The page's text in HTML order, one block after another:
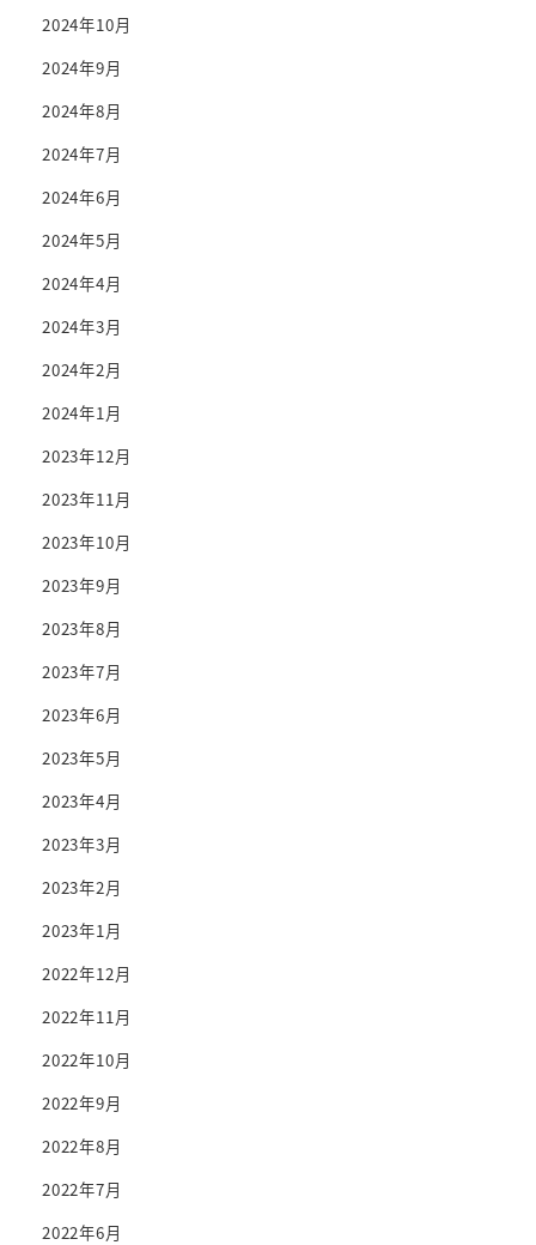
2024年10月
2024年9月
2024年8月
2024年7月
2024年6月
2024年5月
2024年4月
2024年3月
2024年2月
2024年1月
2023年12月
2023年11月
2023年10月
2023年9月
2023年8月
2023年7月
2023年6月
2023年5月
2023年4月
2023年3月
2023年2月
2023年1月
2022年12月
2022年11月
2022年10月
2022年9月
2022年8月
2022年7月
2022年6月